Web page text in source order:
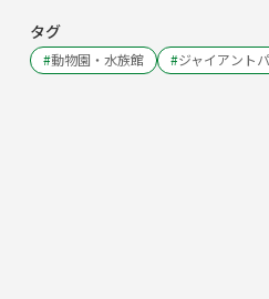
タグ
#動物園・水族館 #ジャイアント